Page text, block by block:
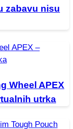
zabavu nisu
Wheel APEX
utrka